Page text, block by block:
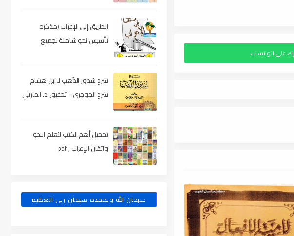
الطريق إلى الإعراب (مذكرة
تأسيس نحو شاملة لجميع
شرح شذور الذّهب لـ ابن هشام
شرح الجوجرى - تحقيق د. الحارثي
تحميل أهم الكتب لتعلم النحو
واتقان الإعراب , pdf
سبحان الله وبحمده سبحان ربى العظيم